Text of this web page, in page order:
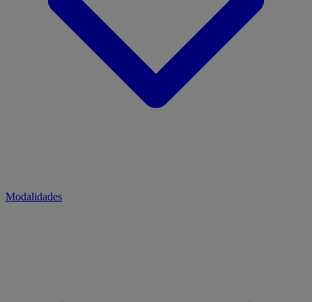
Modalidades